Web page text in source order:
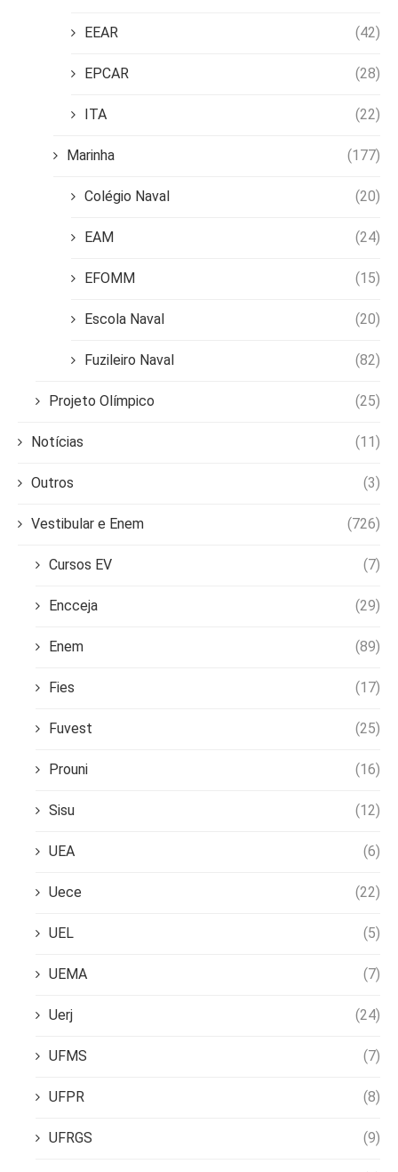
EEAR (42)
EPCAR (28)
ITA (22)
Marinha (177)
Colégio Naval (20)
EAM (24)
EFOMM (15)
Escola Naval (20)
Fuzileiro Naval (82)
Projeto Olímpico (25)
Notícias (11)
Outros (3)
Vestibular e Enem (726)
Cursos EV (7)
Encceja (29)
Enem (89)
Fies (17)
Fuvest (25)
Prouni (16)
Sisu (12)
UEA (6)
Uece (22)
UEL (5)
UEMA (7)
Uerj (24)
UFMS (7)
UFPR (8)
UFRGS (9)